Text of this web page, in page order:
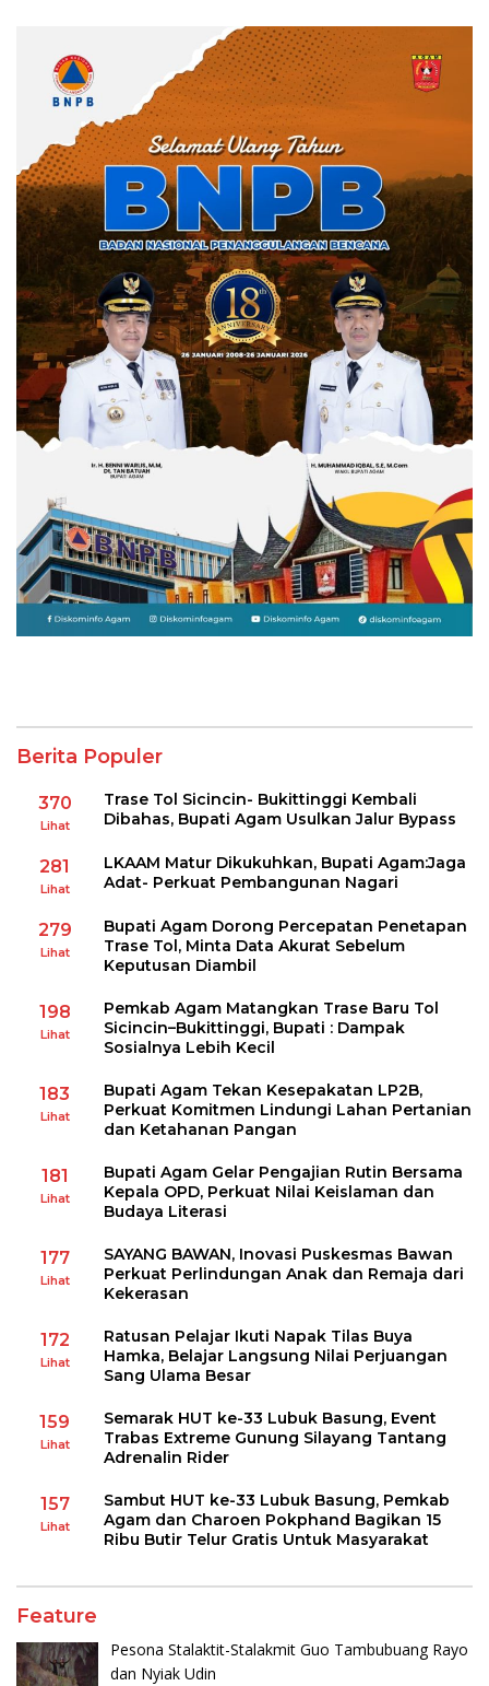
Berita Populer
370
Lihat
Trase Tol Sicincin- Bukittinggi Kembali
Dibahas, Bupati Agam Usulkan Jalur Bypass
281
Lihat
LKAAM Matur Dikukuhkan, Bupati Agam:Jaga
Adat- Perkuat Pembangunan Nagari
279
Lihat
Bupati Agam Dorong Percepatan Penetapan
Trase Tol, Minta Data Akurat Sebelum
Keputusan Diambil
198
Lihat
Pemkab Agam Matangkan Trase Baru Tol
Sicincin–Bukittinggi, Bupati : Dampak
Sosialnya Lebih Kecil
183
Lihat
Bupati Agam Tekan Kesepakatan LP2B,
Perkuat Komitmen Lindungi Lahan Pertanian
dan Ketahanan Pangan
181
Lihat
Bupati Agam Gelar Pengajian Rutin Bersama
Kepala OPD, Perkuat Nilai Keislaman dan
Budaya Literasi
177
Lihat
SAYANG BAWAN, Inovasi Puskesmas Bawan
Perkuat Perlindungan Anak dan Remaja dari
Kekerasan
172
Lihat
Ratusan Pelajar Ikuti Napak Tilas Buya
Hamka, Belajar Langsung Nilai Perjuangan
Sang Ulama Besar
159
Lihat
Semarak HUT ke-33 Lubuk Basung, Event
Trabas Extreme Gunung Silayang Tantang
Adrenalin Rider
157
Lihat
Sambut HUT ke-33 Lubuk Basung, Pemkab
Agam dan Charoen Pokphand Bagikan 15
Ribu Butir Telur Gratis Untuk Masyarakat
Feature
Pesona Stalaktit-Stalakmit Guo Tambubuang Rayo
dan Nyiak Udin